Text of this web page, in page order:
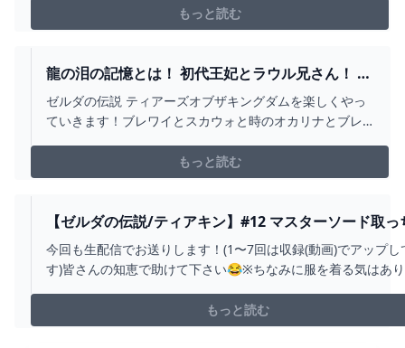
ン 怖い 秘石 偽物 ティアキン#ティアキン＃ゲーム
実況#ゼルダの伝説ティアーズオブザキングダム
もっと読む
龍の泪の記憶とは！ 初代王妃とラウル兄さん！ 初
めてのティアーズオブザキングダム！PART40【ゆ
っくり実況】【ゼルダの伝説 ティアーズ オブ ザ
ゼルダの伝説 ティアーズオブザキングダムを楽しくやっ
ていきます！ブレワイとスカウォと時のオカリナとブレ
コ動画との同時投稿、好きな方で見てねーnionico：
https://www.nicovideo.jp/user/5252116ツイッター（ぺ
もっと読む
【ゼルダの伝説/ティアキン】#12 マスターソード取っ
って大混乱してるので地上絵(龍の泪)コンプします【
陸斗/吉本興業】 - YOUTUBE
今回も生配信でお送りします！(1〜7回は収録(動画)でアップし
す)皆さんの知恵で助けて下さい😂※ちなみに服を着る気はあ
twitterhttps://twitter.com/Rikuto_Channel（
陸斗youtu...
もっと読む